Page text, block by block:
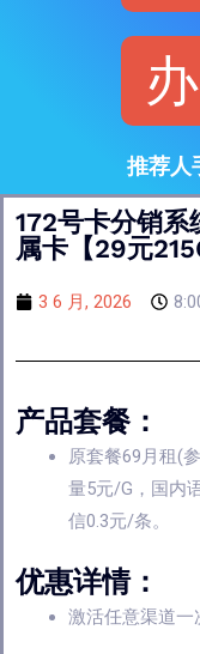
推荐人
172号卡分销
属卡【29元
3 6 月, 2026
产品套餐：
原套餐69月租(
量5元/G，国内
信0.3元/条。
优惠详情：
激活任意渠道一